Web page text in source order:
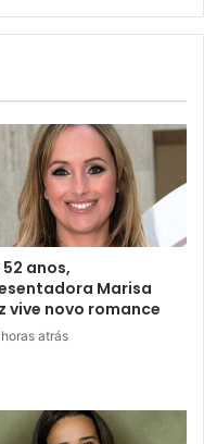
anos,
Marisa
vive novo romance
atrás